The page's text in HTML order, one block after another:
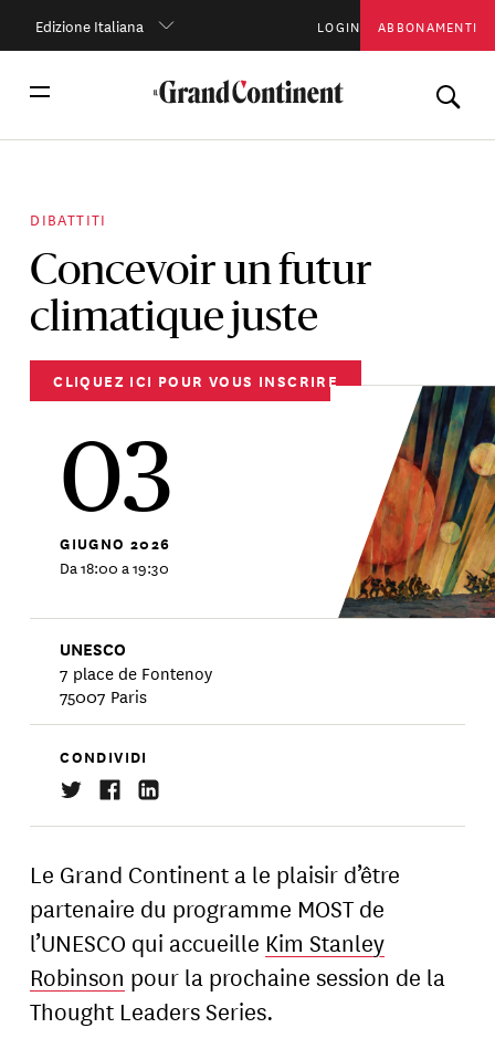
Edizione Italiana LOGIN ABBONAMENTI
DIBATTITI
Concevoir un futur
climatique juste
CLIQUEZ ICI POUR VOUS INSCRIRE
03
GIUGNO 2026
Da 18:00 a 19:30
UNESCO
7 place de Fontenoy
75007 Paris
CONDIVIDI
Le Grand Continent a le plaisir d’être
partenaire du programme MOST de
l’UNESCO qui accueille Kim Stanley
Robinson pour la prochaine session de la
Thought Leaders Series.